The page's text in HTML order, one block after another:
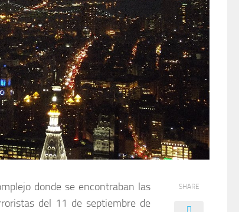
donde se encontraban las
del 11 de septiembre de
SHARE